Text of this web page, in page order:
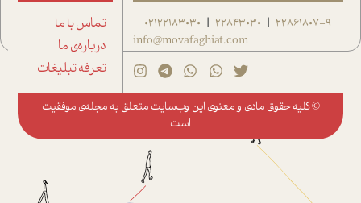
22861807-9
|
22843030
|
02122183030
info@movafaghiat.com
تماس با ما
درباره‌ی ما
تعرفه تبلیغات
© کلیه حقوق مادی و معنوی این وب‌سایت متعلق به مجله‌ی موفقیت
است